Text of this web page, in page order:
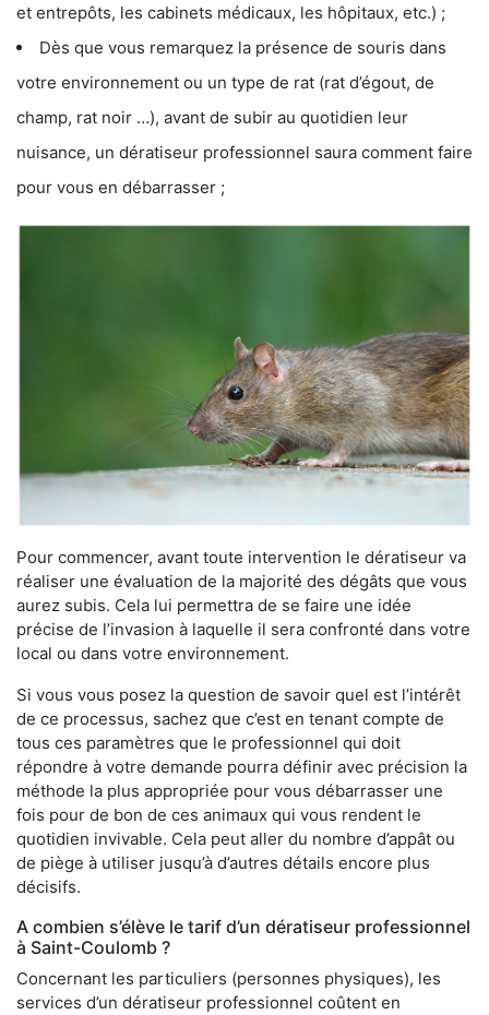
et entrepôts, les cabinets médicaux, les hôpitaux, etc.) ;
Dès que vous remarquez la présence de souris dans
votre environnement ou un type de rat (rat d’égout, de
champ, rat noir …), avant de subir au quotidien leur
nuisance, un dératiseur professionnel saura comment faire
pour vous en débarrasser ;
Pour commencer, avant toute intervention le dératiseur va
réaliser une évaluation de la majorité des dégâts que vous
aurez subis. Cela lui permettra de se faire une idée
précise de l’invasion à laquelle il sera confronté dans votre
local ou dans votre environnement.
Si vous vous posez la question de savoir quel est l’intérêt
de ce processus, sachez que c’est en tenant compte de
tous ces paramètres que le professionnel qui doit
répondre à votre demande pourra définir avec précision la
méthode la plus appropriée pour vous débarrasser une
fois pour de bon de ces animaux qui vous rendent le
quotidien invivable. Cela peut aller du nombre d’appât ou
de piège à utiliser jusqu’à d’autres détails encore plus
décisifs.
A combien s’élève le tarif d’un dératiseur professionnel
à Saint-Coulomb ?
Concernant les particuliers (personnes physiques), les
services d’un dératiseur professionnel coûtent en